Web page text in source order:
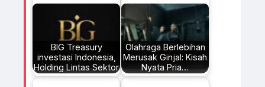
BIG Treasury
investasi Indonesia,
Holding Lintas Sektor
Olahraga Berlebihan
Merusak Ginjal: Kisah
Nyata Pria…